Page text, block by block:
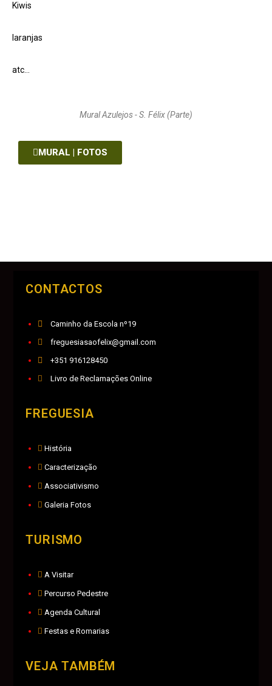
Kiwis
laranjas
atc…
Mural Azulejos - S. Félix (Parte)
MURAL | FOTOS
CONTACTOS
Caminho da Escola nº19
freguesiasaofelix@gmail.com
+351 916128450
Livro de Reclamações Online
FREGUESIA
História
Caracterização
Associativismo
Galeria Fotos
TURISMO
A Visitar
Percurso Pedestre
Agenda Cultural
Festas e Romarias
VEJA TAMBÉM